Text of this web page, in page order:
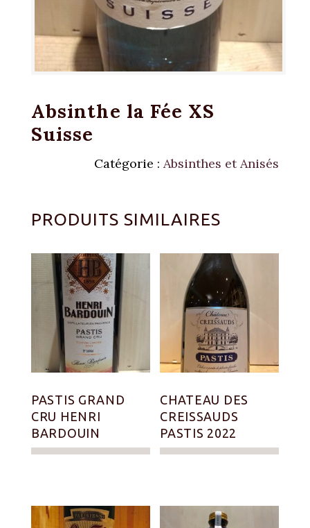
Absinthe la Fée XS
Suisse
Catégorie : Absinthes et Anisés
PRODUITS SIMILAIRES
PASTIS GRAND
CRU HENRI
BARDOUIN
CHATEAU DES
CREISSAUDS
PASTIS 2022